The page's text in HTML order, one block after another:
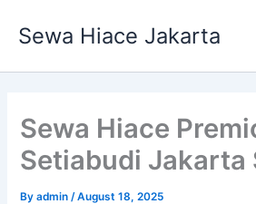
Sewa Hiace Jakarta
Sewa Hiace
Setiabudi Jakarta
Byadmin /August 18, 2025